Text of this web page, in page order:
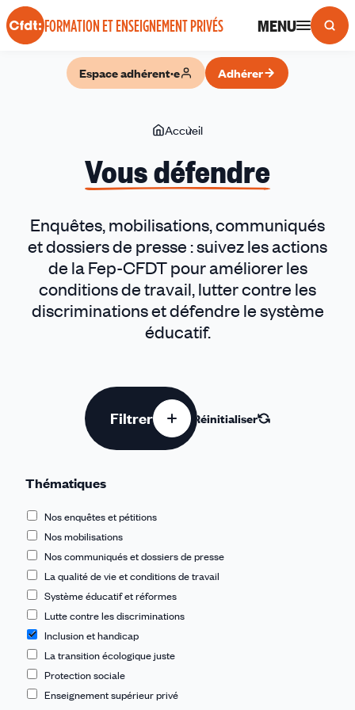
Panneau de gestion des cookies
FORMATION ET ENSEIGNEMENT PRIVÉS MENU
Espace adhérent·e Adhérer
Vous
ici
Accueil
défendre
Vous défendre
Enquêtes, mobilisations, communiqués
et dossiers de presse : suivez les actions
de la Fep-CFDT pour améliorer les
conditions de travail, lutter contre les
discriminations et défendre le système
éducatif.
Filtrer Réinitialiser
Thématiques
Nos enquêtes et pétitions
Nos mobilisations
Nos communiqués et dossiers de presse
La qualité de vie et conditions de travail
Système éducatif et réformes
Lutte contre les discriminations
Inclusion et handicap
La transition écologique juste
Protection sociale
Enseignement supérieur privé